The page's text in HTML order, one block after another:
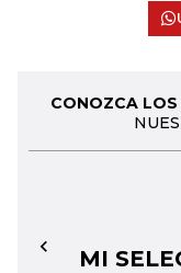
CONOZCA LOS
MI
←